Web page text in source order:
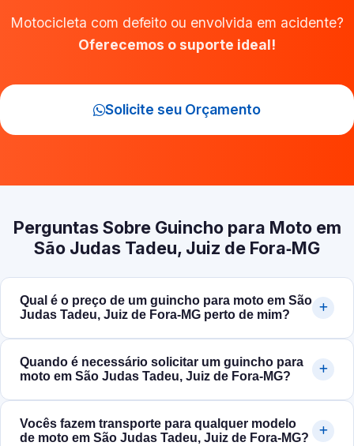
Motocicleta com defeito ou envolvida em acidente?
Oferecemos o suporte ideal!
Solicite seu Orçamento
Perguntas Sobre Guincho para Moto em
São Judas Tadeu, Juiz de Fora‑MG
Qual é o preço de um guincho para moto em São
Judas Tadeu, Juiz de Fora‑MG perto de mim?
Quando é necessário solicitar um guincho para
moto em São Judas Tadeu, Juiz de Fora‑MG?
Vocês fazem transporte para qualquer modelo
de moto em São Judas Tadeu, Juiz de Fora‑MG?